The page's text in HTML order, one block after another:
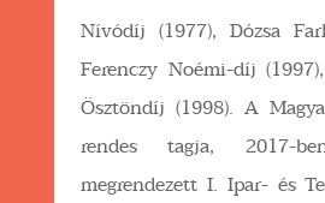
Nívódíj (1977), Dózsa
Ferenczy Noémi-díj
Ösztöndíj (1998). A
rendes tagja, 2017-
megrendezett I. Ipar- és